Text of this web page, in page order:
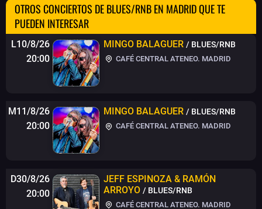
OTROS CONCIERTOS DE BLUES/RNB EN MADRID QUE TE
PUEDEN INTERESAR
L10/8/26
20:00
MINGO BALAGUER / BLUES/RNB
CAFÉ CENTRAL ATENEO. MADRID
M11/8/26
20:00
MINGO BALAGUER / BLUES/RNB
CAFÉ CENTRAL ATENEO. MADRID
D30/8/26
20:00
JEFF ESPINOZA & RAMÓN
ARROYO / BLUES/RNB
CAFÉ CENTRAL ATENEO. MADRID